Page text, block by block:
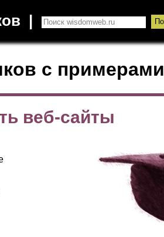
|
с примерами
веб-сайты